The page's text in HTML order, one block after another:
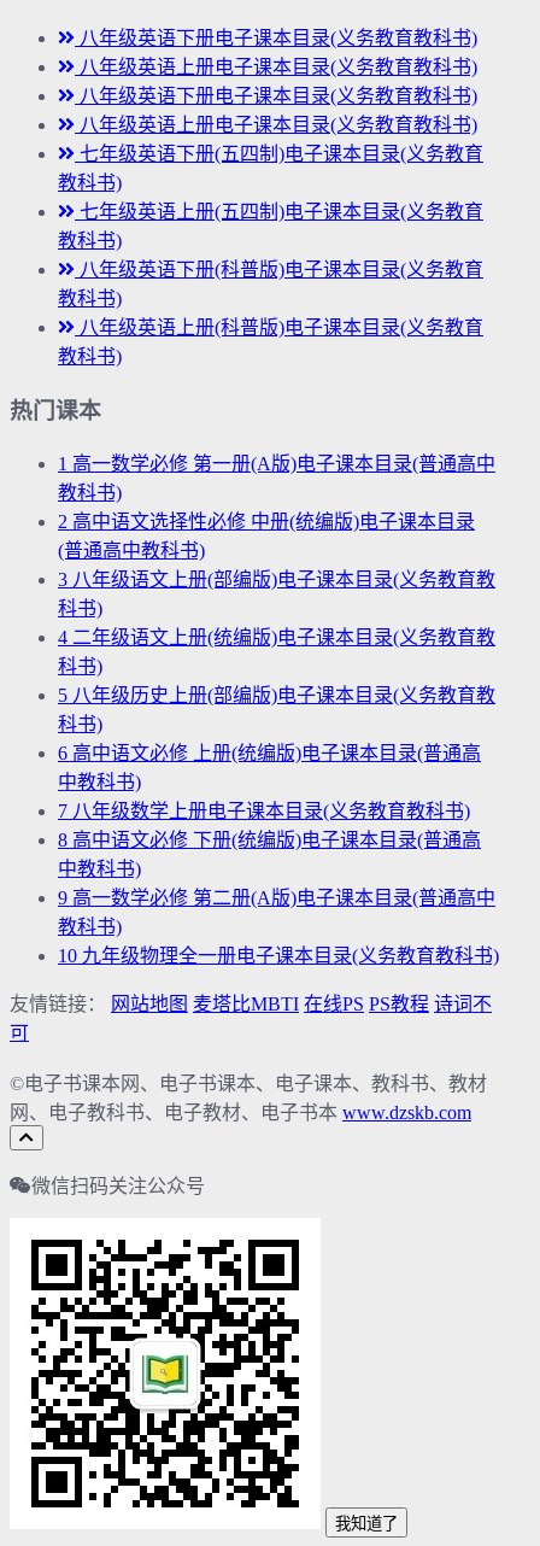
八年级英语下册电子课本目录(义务教育教科书)
八年级英语上册电子课本目录(义务教育教科书)
八年级英语下册电子课本目录(义务教育教科书)
八年级英语上册电子课本目录(义务教育教科书)
七年级英语下册(五四制)电子课本目录(义务教育
教科书)
七年级英语上册(五四制)电子课本目录(义务教育
教科书)
八年级英语下册(科普版)电子课本目录(义务教育
教科书)
八年级英语上册(科普版)电子课本目录(义务教育
教科书)
热门课本
1 高一数学必修 第一册(A版)电子课本目录(普通高中
教科书)
2 高中语文选择性必修 中册(统编版)电子课本目录
(普通高中教科书)
3 八年级语文上册(部编版)电子课本目录(义务教育教
科书)
4 二年级语文上册(统编版)电子课本目录(义务教育教
科书)
5 八年级历史上册(部编版)电子课本目录(义务教育教
科书)
6 高中语文必修 上册(统编版)电子课本目录(普通高
中教科书)
7 八年级数学上册电子课本目录(义务教育教科书)
8 高中语文必修 下册(统编版)电子课本目录(普通高
中教科书)
9 高一数学必修 第二册(A版)电子课本目录(普通高中
教科书)
10 九年级物理全一册电子课本目录(义务教育教科书)
友情链接： 网站地图 麦塔比MBTI 在线PS PS教程 诗词不
可
©电子书课本网、电子书课本、电子课本、教科书、教材
网、电子教科书、电子教材、电子书本 www.dzskb.com
微信扫码关注公众号
我知道了